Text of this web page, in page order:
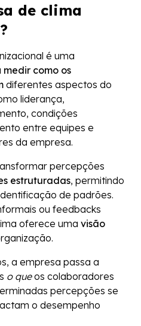
de clima
é uma
medir como os
diferentes aspectos do
liderança,
condições
entre equipes e
da empresa.
percepções
estruturadas, permitindo
de padrões.
ou feedbacks
oferece uma visão
a empresa passa a
o queos colaboradores
percepções se
o desempenho